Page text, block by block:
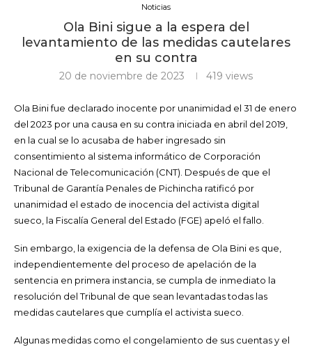
Noticias
Ola Bini sigue a la espera del
levantamiento de las medidas cautelares
en su contra
20 de noviembre de 2023 419 views
Ola Bini fue declarado inocente por unanimidad el 31 de enero
del 2023 por una causa en su contra iniciada en abril del 2019,
en la cual se lo acusaba de haber ingresado sin
consentimiento al sistema informático de Corporación
Nacional de Telecomunicación (CNT). Después de que el
Tribunal de Garantía Penales de Pichincha ratificó por
unanimidad el estado de inocencia del activista digital
sueco, la Fiscalía General del Estado (FGE) apeló el fallo.
Sin embargo, la exigencia de la defensa de Ola Bini es que,
independientemente del proceso de apelación de la
sentencia en primera instancia, se cumpla de inmediato la
resolución del Tribunal de que sean levantadas todas las
medidas cautelares que cumplía el activista sueco.
Algunas medidas como el congelamiento de sus cuentas y el